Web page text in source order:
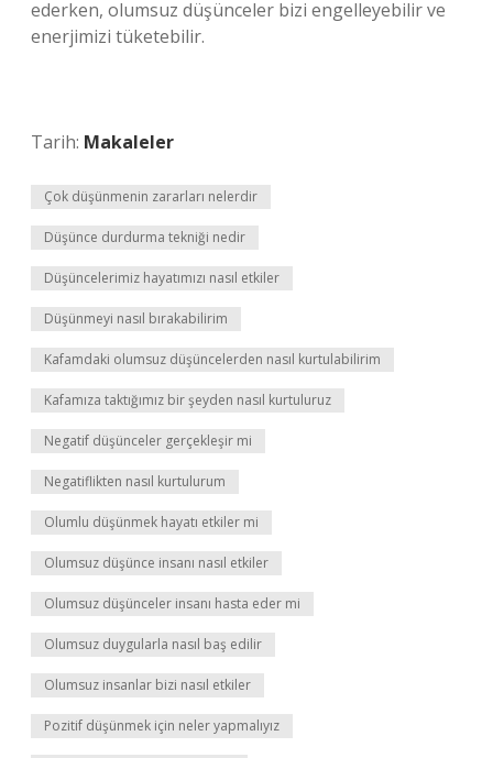
ederken, olumsuz düşünceler bizi engelleyebilir ve
enerjimizi tüketebilir.
Tarih: Makaleler
Çok düşünmenin zararları nelerdir
Düşünce durdurma tekniği nedir
Düşüncelerimiz hayatımızı nasıl etkiler
Düşünmeyi nasıl bırakabilirim
Kafamdaki olumsuz düşüncelerden nasıl kurtulabilirim
Kafamıza taktığımız bir şeyden nasıl kurtuluruz
Negatif düşünceler gerçekleşir mi
Negatiflikten nasıl kurtulurum
Olumlu düşünmek hayatı etkiler mi
Olumsuz düşünce insanı nasıl etkiler
Olumsuz düşünceler insanı hasta eder mi
Olumsuz duygularla nasıl baş edilir
Olumsuz insanlar bizi nasıl etkiler
Pozitif düşünmek için neler yapmalıyız